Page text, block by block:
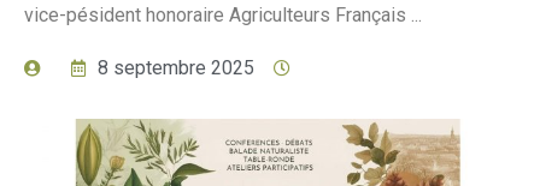
vice-pésident honoraire Agriculteurs Français ...
8 septembre 2025